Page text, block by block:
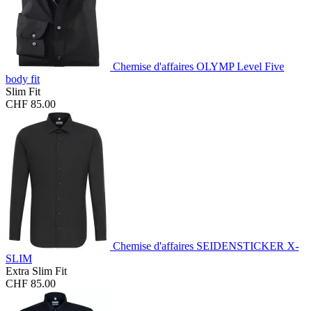
Chemise d'affaires OLYMP Level Five
body fit
Slim Fit
CHF 85.00
Chemise d'affaires SEIDENSTICKER X-
SLIM
Extra Slim Fit
CHF 85.00